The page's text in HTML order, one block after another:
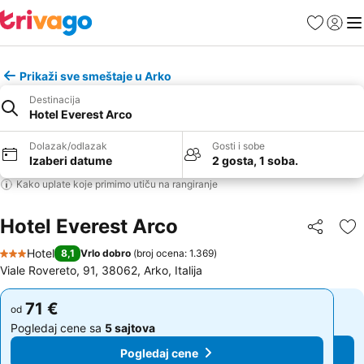
FavoritiPrijavi
Prikaži sve smeštaje u Arko
Destinacija
Hotel Everest Arco
Dolazak/odlazak
Izaberi datume
Gosti i sobe
2 gosta, 1 soba.
Kako uplate koje primimo utiču na rangiranje
Hotel Everest Arco Deli
3 Zvezdice
Hotel 8,1 Vrlo dobro (broj ocena: 1.369)
Viale Rovereto, 91, 38062, Arko, Italija
od 71 €
Pogledaj cene sa 5 sajtova
Pogledaj cene
od 71 €
Pogledaj cene sa 5 sajtova
Pogledaj cene